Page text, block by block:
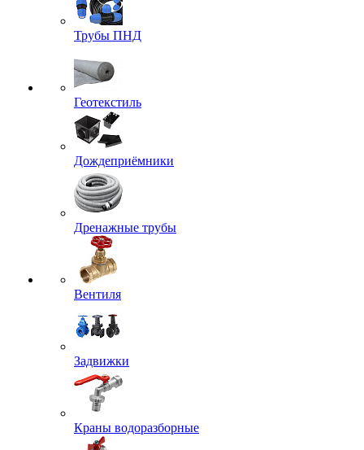
Трубы ПНД
Геотекстиль
Дождеприёмники
Дренажные трубы
Вентиля
Задвижки
Краны водоразборные